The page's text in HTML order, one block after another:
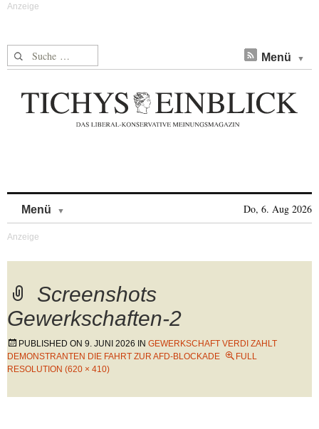
Suche nach: Menü
Menü Do, 6. Aug 2026
Screenshots
Gewerkschaften-2
PUBLISHED ON 9. JUNI 2026 IN GEWERKSCHAFT VERDI ZAHLT
DEMONSTRANTEN DIE FAHRT ZUR AFD-BLOCKADE
FULL
RESOLUTION (620 × 410)